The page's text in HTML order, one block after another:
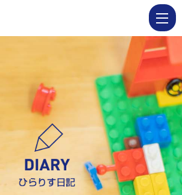
4
学
校
法
人
明
善